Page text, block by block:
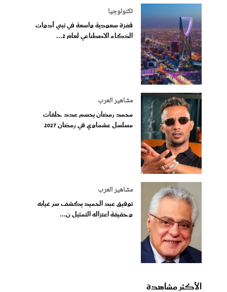
تكنولوجيا
قفزة سعودية واسعة في تبني أدوات
الذكاء الاصطناعي لعام 2...
مشاهير العرب
محمد رمضان يحسم عدد حلقات
مسلسل عشماوي في رمضان 2027
مشاهير العرب
توفيق عبد الحميد يكشف سر غيابه
وحقيقة اعتزاله التمثيل ن...
الأكثر مشاهدة